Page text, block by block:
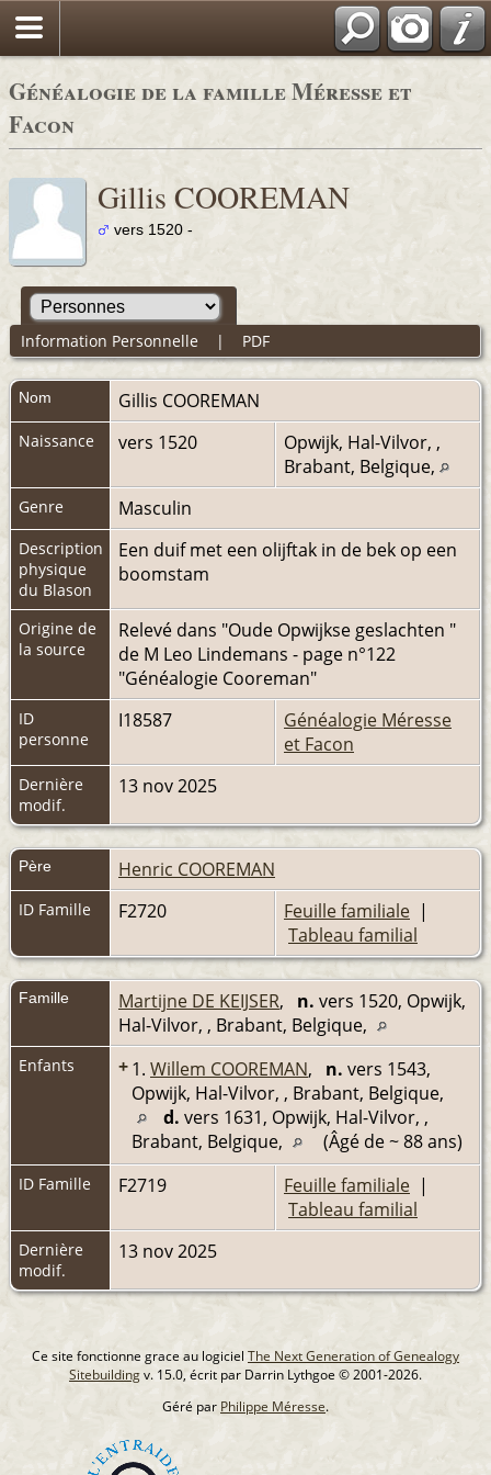
Généalogie de la famille Méresse et
Facon
Gillis COOREMAN
vers 1520 -
Information Personnelle | PDF
Nom Gillis COOREMAN
Naissance vers 1520
Opwijk, Hal-Vilvor, ,
Brabant, Belgique,
Genre Masculin
Description
physique
du Blason
Een duif met een olijftak in de bek op een
boomstam
Origine de
la source
Relevé dans "Oude Opwijkse geslachten "
de M Leo Lindemans - page n°122
"Généalogie Cooreman"
ID
personne
I18587
Généalogie Méresse
et Facon
Dernière
modif.
13 nov 2025
Père Henric COOREMAN
ID Famille F2720 Feuille familiale |
Tableau familial
Famille Martijne DE KEIJSER, n. vers 1520, Opwijk,
Hal-Vilvor, , Brabant, Belgique,
Enfants +1. Willem COOREMAN, n. vers 1543,
Opwijk, Hal-Vilvor, , Brabant, Belgique,
d. vers 1631, Opwijk, Hal-Vilvor, ,
Brabant, Belgique,
(Âgé de ~ 88 ans)
ID Famille F2719 Feuille familiale |
Tableau familial
Dernière
modif.
13 nov 2025
Ce site fonctionne grace au logiciel The Next Generation of Genealogy
Sitebuildingv. 15.0, écrit par Darrin Lythgoe © 2001-2026.
Géré par Philippe Méresse.